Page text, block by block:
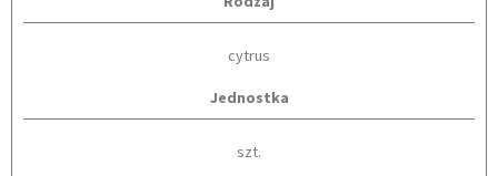
cytrus
Jednostka
szt.